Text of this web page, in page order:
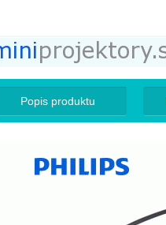
Popis produktu